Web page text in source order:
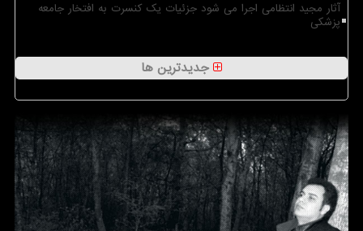
آثار مجید انتظامی اجرا می شود جزئیات یک کنسرت به افتخار جامعه
پزشکی
جدیدترین ها